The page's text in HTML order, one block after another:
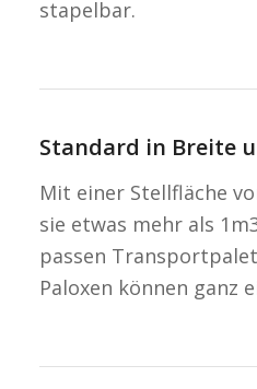
stapelbar.
Standard in Breite
Mit einer Stellfläche
sie etwas mehr als
passen
Paloxen können